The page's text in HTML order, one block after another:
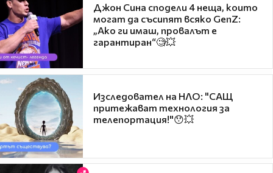
Джон Сина сподели 4 неща, които
могат да съсипят всяко GenZ:
„Ако ги имаш, провалът е
гарантиран“🧐💥
Изследовател на НЛО: "САЩ
притежават технология за
телепортация!"😯💥